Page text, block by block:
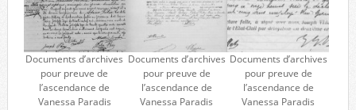
Documents d’archives
pour preuve de
l’ascendance de
Vanessa Paradis
Documents d’archives
pour preuve de
l’ascendance de
Vanessa Paradis
Documents d’archives
pour preuve de
l’ascendance de
Vanessa Paradis